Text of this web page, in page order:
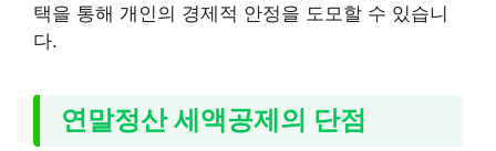
택을 통해 개인의 경제적 안정을 도모할 수 있습니
다.
연말정산 세액공제의 단점